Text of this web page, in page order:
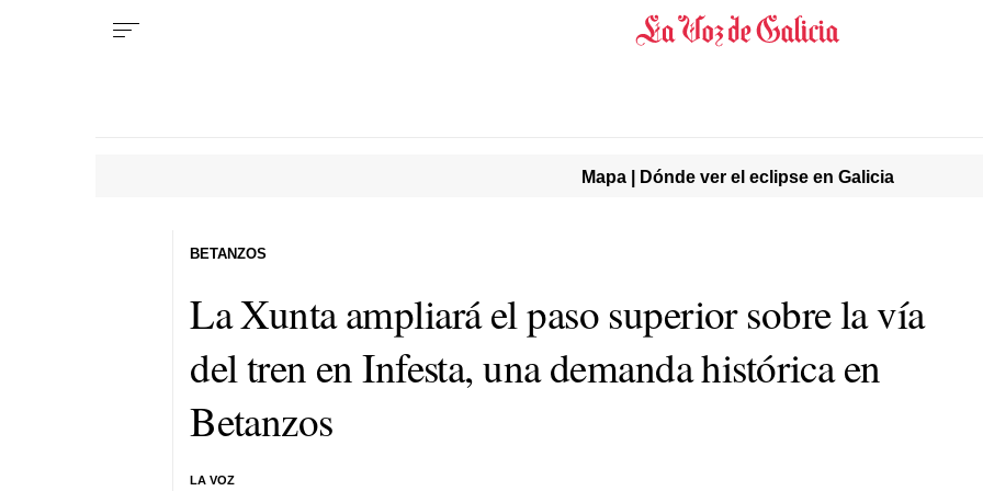
Mapa | Dónde ver el eclipse en Galicia
La Xunta ampliará el paso superior sobre la vía
del tren en Infesta, una demanda histórica en
Betanzos
LA VOZ
BETANZOS